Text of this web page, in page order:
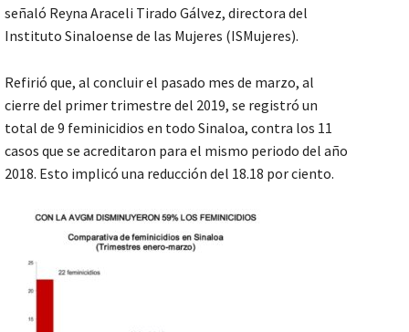
señaló Reyna Araceli Tirado Gálvez, directora del
Instituto Sinaloense de las Mujeres (ISMujeres).
Refirió que, al concluir el pasado mes de marzo, al
cierre del primer trimestre del 2019, se registró un
total de 9 feminicidios en todo Sinaloa, contra los 11
casos que se acreditaron para el mismo periodo del año
2018. Esto implicó una reducción del 18.18 por ciento.